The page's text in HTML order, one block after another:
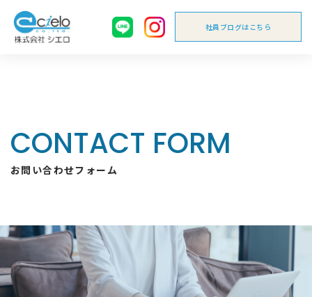
社員ブログはこちら
CONTACT FORM
お問い合わせフォーム